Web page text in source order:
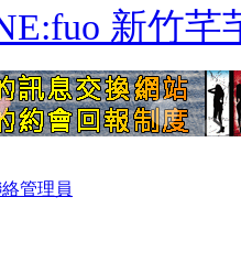
新竹芊
管理員